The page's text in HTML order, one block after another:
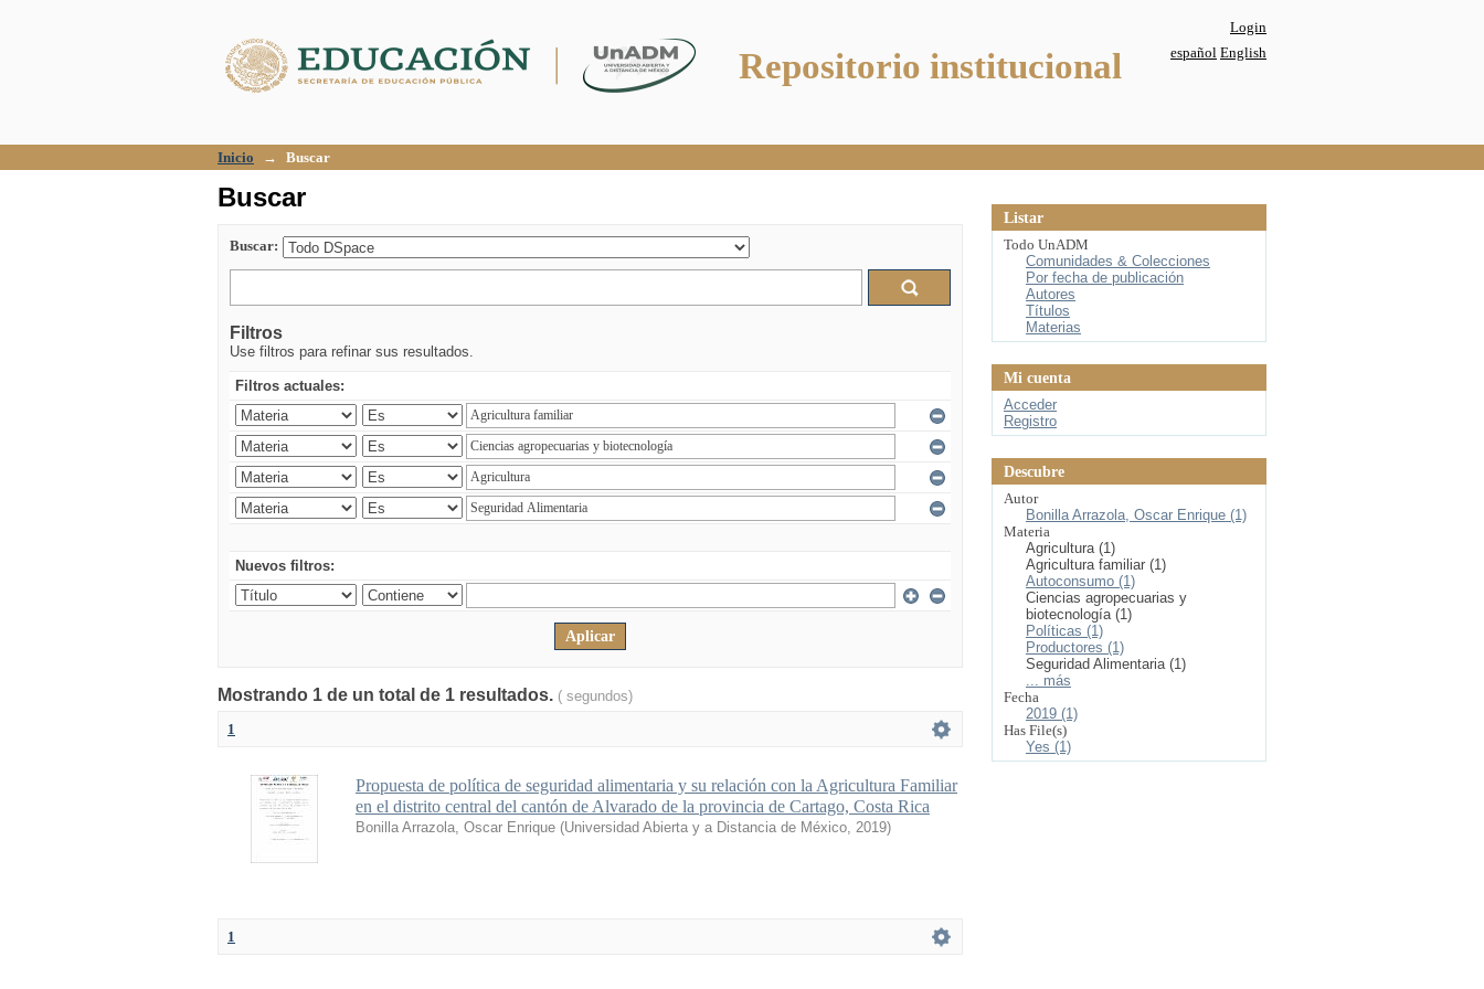
Repositorio institucional
Login
español English
Inicio → Buscar
Buscar
Buscar:
Filtros
Use filtros para refinar sus resultados.
Filtros actuales:
Nuevos filtros:
Mostrando 1 de un total de 1 resultados. ( segundos)
1
Propuesta de política de seguridad alimentaria y su relación con la Agricultura Familiar
en el distrito central del cantón de Alvarado de la provincia de Cartago, Costa Rica
Bonilla Arrazola, Oscar Enrique (Universidad Abierta y a Distancia de México, 2019)
1
Listar
Todo UnADM
Comunidades & Colecciones
Por fecha de publicación
Autores
Títulos
Materias
Mi cuenta
Acceder
Registro
Descubre
Autor
Bonilla Arrazola, Oscar Enrique (1)
Materia
Agricultura (1)
Agricultura familiar (1)
Autoconsumo (1)
Ciencias agropecuarias y
biotecnología (1)
Políticas (1)
Productores (1)
Seguridad Alimentaria (1)
... más
Fecha
2019 (1)
Has File(s)
Yes (1)